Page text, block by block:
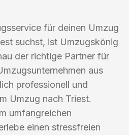
für deinen Umzug
suchst, ist Umzugskönig
der richtige Partner für
aus
professionell und
Umzug nach Triest.
umfangreichen
einen stressfreien